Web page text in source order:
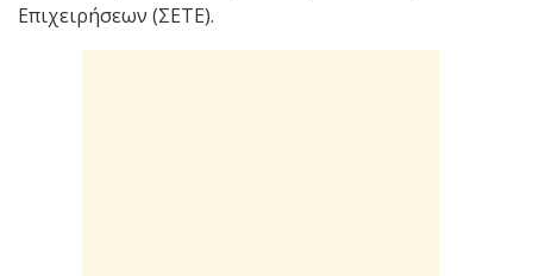
Επιχειρήσεων (ΣΕΤΕ).